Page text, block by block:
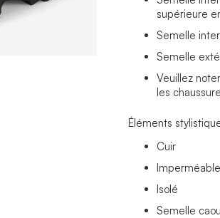
supérieure
Semelle
Semelle
Veuillez
les
Éléments
Cuir
Imperméable
Isolé
Semelle